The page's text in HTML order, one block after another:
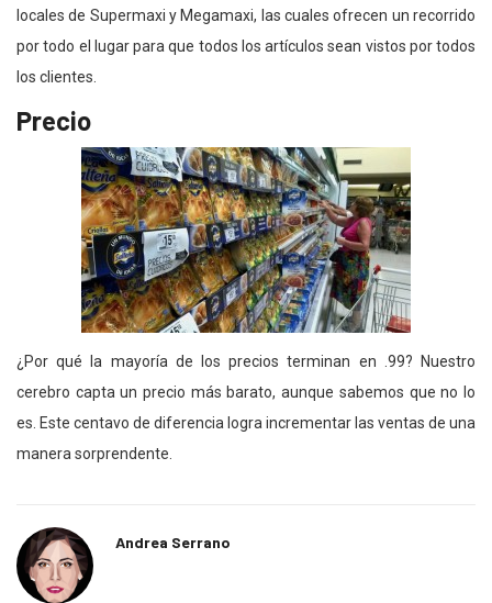
locales de Supermaxi y Megamaxi, las cuales ofrecen un recorrido
por todo el lugar para que todos los artículos sean vistos por todos
los clientes.
Precio
¿Por qué la mayoría de los precios terminan en .99? Nuestro
cerebro capta un precio más barato, aunque sabemos que no lo
es. Este centavo de diferencia logra incrementar las ventas de una
manera sorprendente.
Andrea Serrano